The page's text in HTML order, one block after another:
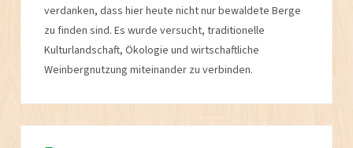
verdanken, dass hier heute nicht nur bewaldete Berge
zu finden sind. Es wurde versucht, traditionelle
Kulturlandschaft, Ökologie und wirtschaftliche
Weinbergnutzung miteinander zu verbinden.